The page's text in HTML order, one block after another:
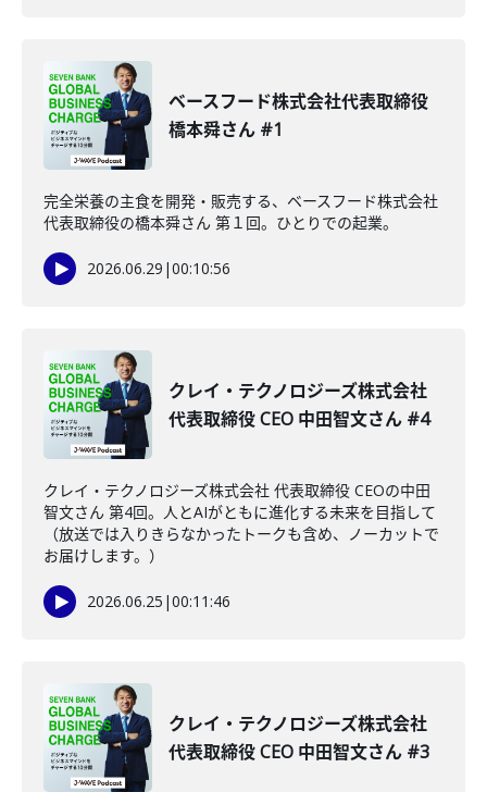
ベースフード株式会社代表取締役
橋本舜さん #1
完全栄養の主食を開発・販売する、ベースフード株式会社
代表取締役の橋本舜さん 第１回。ひとりでの起業。
2026.06.29 |00:10:56
クレイ・テクノロジーズ株式会社
代表取締役 CEO 中田智文さん #4
クレイ・テクノロジーズ株式会社 代表取締役 CEOの中田
智文さん 第4回。人とAIがともに進化する未来を目指して
（放送では入りきらなかったトークも含め、ノーカットで
お届けします。）
2026.06.25 |00:11:46
クレイ・テクノロジーズ株式会社
代表取締役 CEO 中田智文さん #3